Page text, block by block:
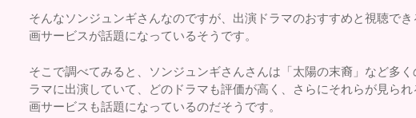
そんなソンジュンギさんなのですが、出演ドラマのおすすめと視聴でき
画サービスが話題になっているそうです。
そこで調べてみると、ソンジュンギさんさんは「太陽の末裔」など多く
ラマに出演していて、どのドラマも評価が高く、さらにそれらが見られ
画サービスも話題になっているのだそうです。